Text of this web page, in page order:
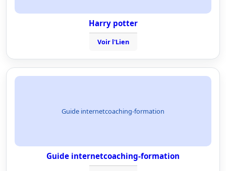
Harry potter
Voir l'Lien
Guide internetcoaching-formation
Guide internetcoaching-formation